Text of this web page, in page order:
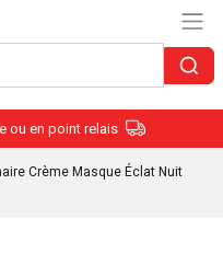
ou en point relais
Crème Masque Éclat Nuit